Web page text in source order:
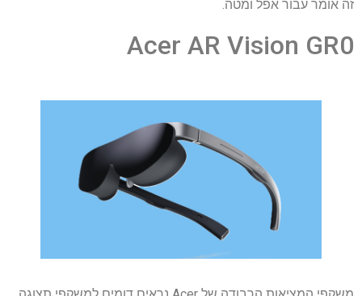
זה אומר עבור אפל ומטה.
Acer AR Vision GR0